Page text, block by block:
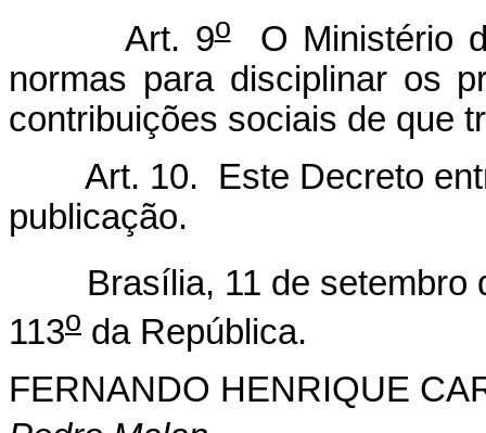
Art. 9oO Ministério
normas para disciplinar os
contribuições sociais de que
Art. 10. Este Decreto
publicação.
Brasília, 11 de setembro
113o da República.
FERNANDO HENRIQUE